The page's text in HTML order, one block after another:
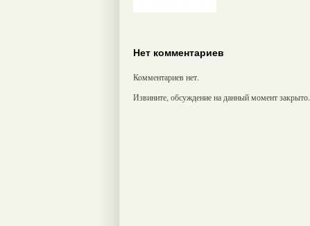
Нет комментариев
Комментариев нет.
Извините, обсуждение на данный момент закрыто.